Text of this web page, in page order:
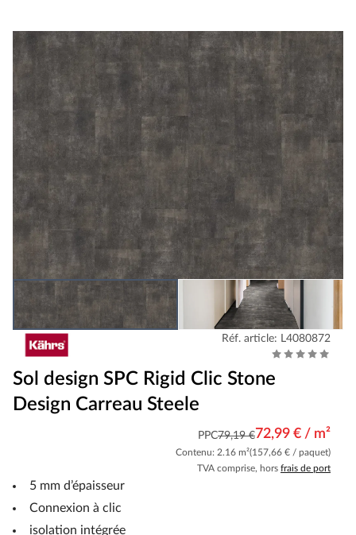
Réf. article: L4080872
Sol design SPC Rigid Clic Stone
Design Carreau Steele
PPC79,19 €72,99 € / m²
Contenu: 2.16 m²(157,66 € / paquet)
TVA comprise, hors frais de port
5 mm d’épaisseur
Connexion à clic
isolation intégrée